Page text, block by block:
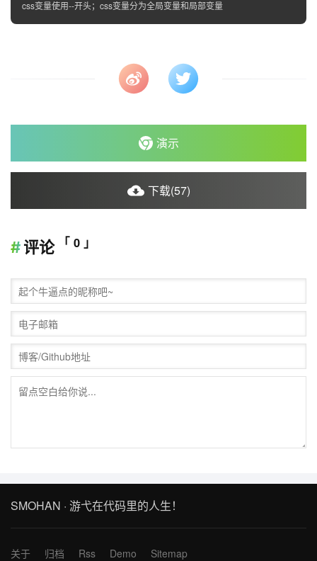
css变量使用--开头；css变量分为全局变量和局部变量
演示
下载(57)
评论「 0 」
SMOHAN · 游弋在代码里的人生！
关于 归档 Rss Demo Sitemap